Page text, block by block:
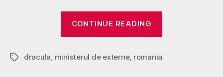
CONTINUE READING
Tagsdracula ministerul de externe, romania